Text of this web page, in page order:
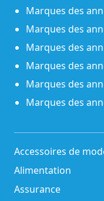
Marques des
Marques des
Marques des
Marques des
Marques des
Marques des
Accessoires de
Alimentation
Assurance